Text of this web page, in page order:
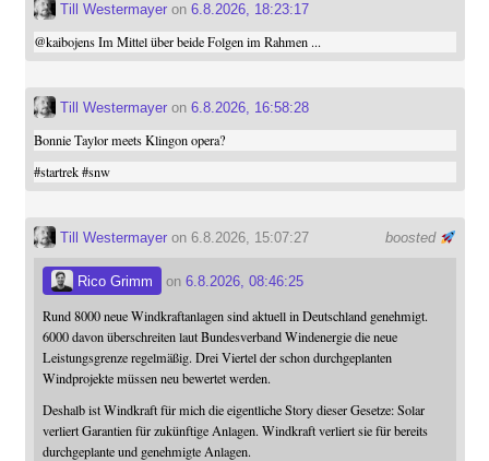
Till Westermayeron 6.8.2026, 18:23:17
@kaibojensIm Mittel über beide Folgen im Rahmen ...
Till Westermayeron 6.8.2026, 16:58:28
Bonnie Taylor meets Klingon opera?
#startrek #snw
boosted
Till Westermayeron 6.8.2026, 15:07:27
Rico Grimm on 6.8.2026, 08:46:25
Rund 8000 neue Windkraftanlagen sind aktuell in Deutschland genehmigt.
6000 davon überschreiten laut Bundesverband Windenergie die neue
Leistungsgrenze regelmäßig. Drei Viertel der schon durchgeplanten
Windprojekte müssen neu bewertet werden.
Deshalb ist Windkraft für mich die eigentliche Story dieser Gesetze: Solar
verliert Garantien für zukünftige Anlagen. Windkraft verliert sie für bereits
durchgeplante und genehmigte Anlagen.